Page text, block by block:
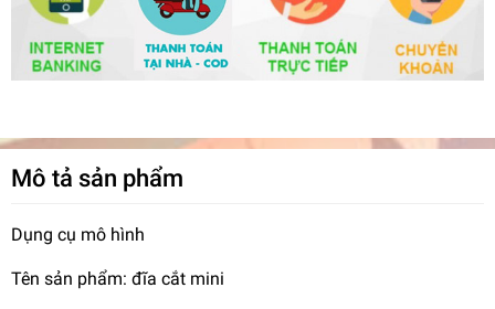
Mô tả sản phẩm
Dụng cụ mô hình
Tên sản phẩm: đĩa cắt mini